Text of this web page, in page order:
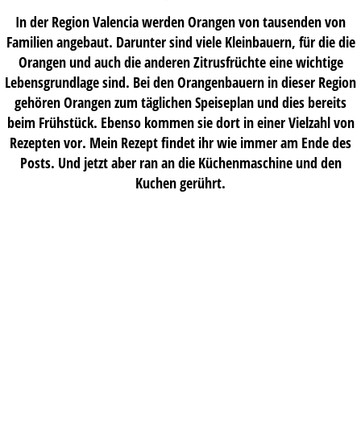
In der Region Valencia werden Orangen von tausenden von
Familien angebaut. Darunter sind viele Kleinbauern, für die die
Orangen und auch die anderen Zitrusfrüchte eine wichtige
Lebensgrundlage sind. Bei den Orangenbauern in dieser Region
gehören Orangen zum täglichen Speiseplan und dies bereits
beim Frühstück. Ebenso kommen sie dort in einer Vielzahl von
Rezepten vor. Mein Rezept findet ihr wie immer am Ende des
Posts. Und jetzt aber ran an die Küchenmaschine und den
Kuchen gerührt.